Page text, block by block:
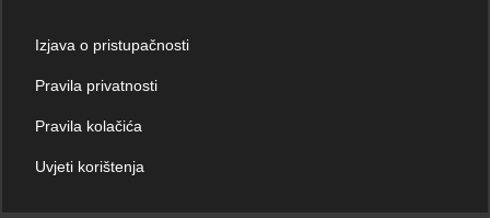
Izjava o pristupačnosti
Pravila privatnosti
Pravila kolačića
Uvjeti korištenja